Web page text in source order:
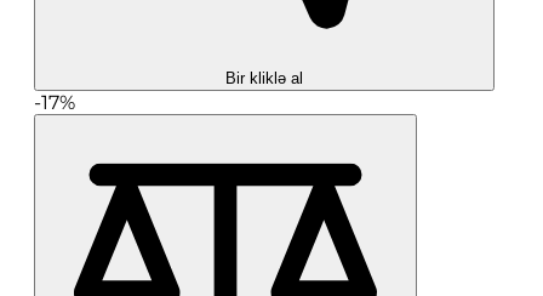
Bir kliklə al
-17%